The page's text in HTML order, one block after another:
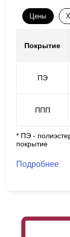
Цены
Покрытие
ПЭ
ППП
* ПЭ -
покрытие
Подробнее